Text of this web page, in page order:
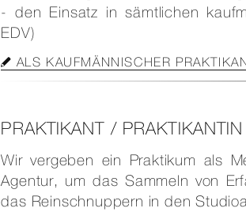
- den Einsatz in sämtlichen
EDV)
ALS KAUFMÄNNISCHER
PRAKTIKANT /
Wir vergeben ein Praktikum als
Agentur, um das Sammeln von
das Reinschnuppern in den